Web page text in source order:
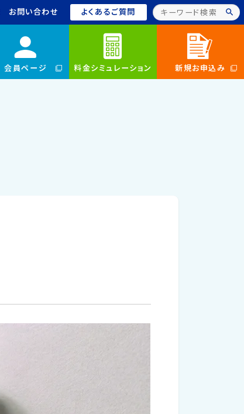
会員ページ 料金シミュレーション 新規お申込み
お問い合わせ よくあるご質問